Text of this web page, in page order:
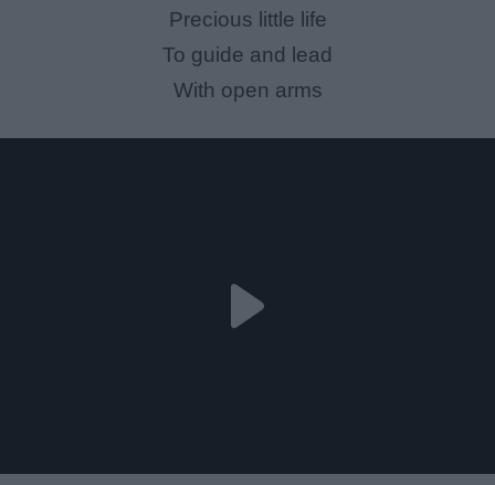
Precious little life
To guide and lead
With open arms